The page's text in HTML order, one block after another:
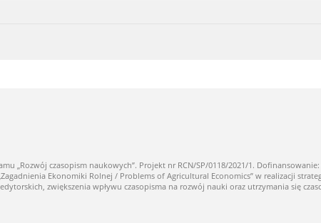
„Rozwój czasopism naukowych”. Projekt nr RCN/SP/0118/2021/1. Dofinansowanie:
Ekonomiki Rolnej / Problems of Agricultural Economics” w realizacji
zwiększenia wpływu czasopisma na rozwój nauki oraz utrzymania się